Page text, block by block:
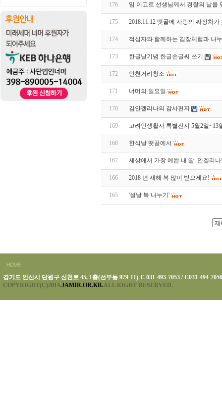
176 임 이고르 선생님께서 경찰의 날을
175 2018.11.12 땟골에 사랑의 짜장차
174 적십자와 함께하는 김장체험과 나
173 한글날기념 한글손글씨 쓰기
172 인천거리청소
171 너머의 일요일
170 김안겔리나의 감사편지
169 고려인생활사 특별전시 5월2일~13
168 한식날 땟골에서
167 세상에서 가장 예쁜 내 딸, 안겔리
166 2018 년 새해 복 많이 받으세요!
165 '설날 복 나누기'
경기도 안산시 단원구 신천로 45, 1층(선부동 979-11) T. 031-493-7053 / F.031-494-7050
COPYRIGHT(C)2014.JAMIR.OR.KR.ALL RIGHT RESERVED.